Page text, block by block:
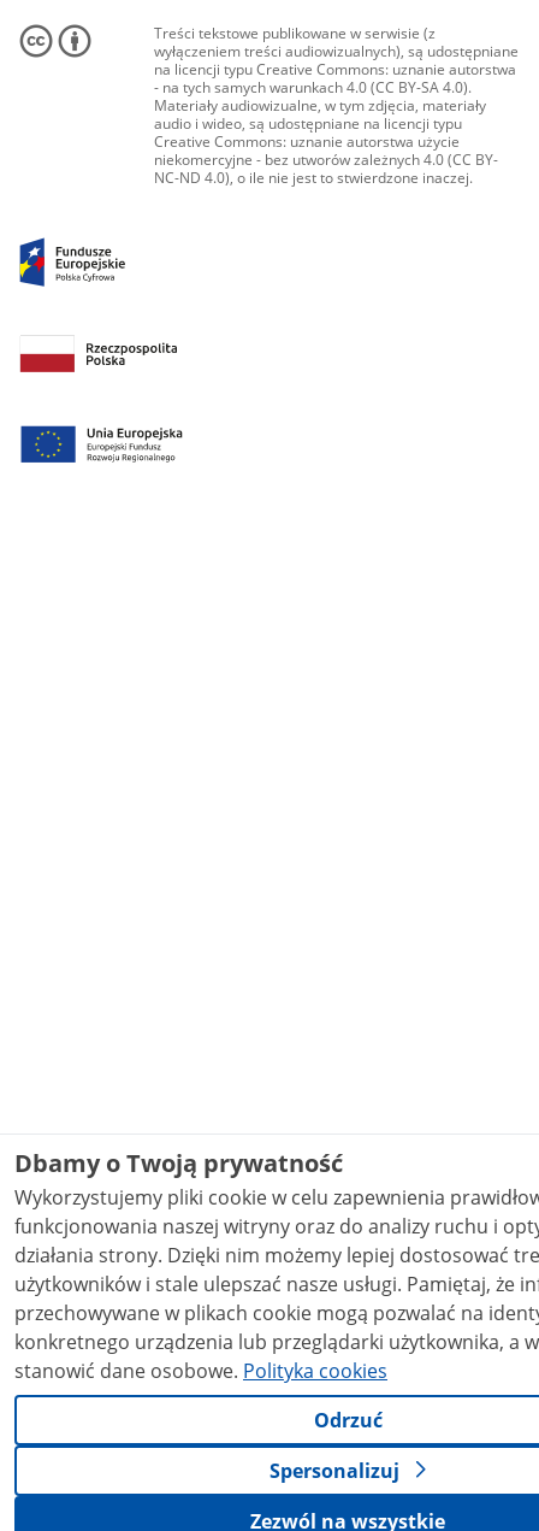
Treści tekstowe publikowane w serwisie (z
wyłączeniem treści audiowizualnych), są udostępniane
na licencji typu Creative Commons: uznanie autorstwa
- na tych samych warunkach 4.0 (CC BY-SA 4.0).
Materiały audiowizualne, w tym zdjęcia, materiały
audio i wideo, są udostępniane na licencji typu
Creative Commons: uznanie autorstwa użycie
niekomercyjne - bez utworów zależnych 4.0 (CC BY-
NC-ND 4.0), o ile nie jest to stwierdzone inaczej.
Dbamy o Twoją prywatność
Wykorzystujemy pliki cookie w celu zapewnienia
funkcjonowania naszej witryny oraz do analizy ruchu i
działania strony. Dzięki nim możemy lepiej dostosować treści do potrzeb
użytkowników i stale ulepszać nasze usługi. Pamiętaj, że informacje
przechowywane w plikach cookie mogą pozwalać na
konkretnego urządzenia lub przeglądarki użytkownika, a
stanowić dane osobowe. Polityka cookies
Odrzuć
Spersonalizuj
Zezwól na wszystkie